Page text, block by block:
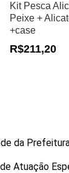
Kit Pesca
Peixe +
+case
R$211,20
da
Atuação